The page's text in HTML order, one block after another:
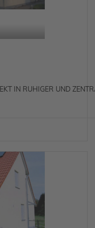
IN RUHIGER UND